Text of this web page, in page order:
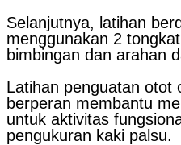
Selanjutnya, latihan
menggunakan 2
bimbingan dan arahan
Latihan penguatan otot
berperan membantu
untuk aktivitas
pengukuran kaki palsu.